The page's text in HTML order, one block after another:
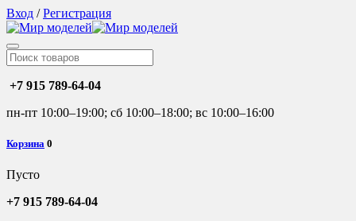
Вход /Регистрация
+7 915 789-64-04
пн-пт 10:00–19:00; сб 10:00–18:00; вс 10:00–16:00
Корзина 0
Пусто
+7 915 789-64-04